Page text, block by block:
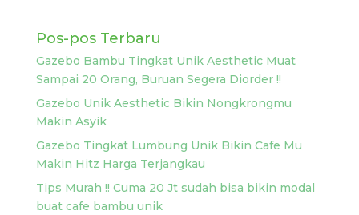
Pos-pos Terbaru
Gazebo Bambu Tingkat Unik Aesthetic Muat
Sampai 20 Orang, Buruan Segera Diorder !!
Gazebo Unik Aesthetic Bikin Nongkrongmu
Makin Asyik
Gazebo Tingkat Lumbung Unik Bikin Cafe Mu
Makin Hitz Harga Terjangkau
Tips Murah !! Cuma 20 Jt sudah bisa bikin modal
buat cafe bambu unik